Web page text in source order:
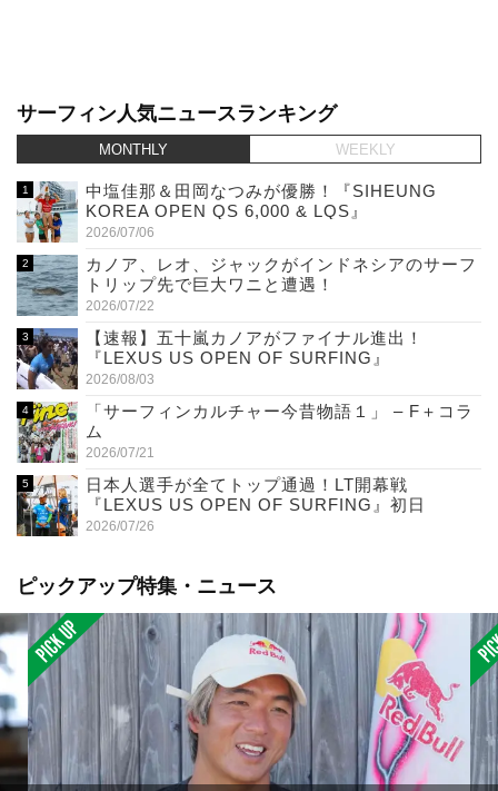
サーフィン人気ニュースランキング
MONTHLY WEEKLY
中塩佳那＆田岡なつみが優勝！『SIHEUNG
KOREA OPEN QS 6,000 & LQS』
2026/07/06
カノア、レオ、ジャックがインドネシアのサーフ
トリップ先で巨大ワニと遭遇！
2026/07/22
【速報】五十嵐カノアがファイナル進出！
『LEXUS US OPEN OF SURFING』
2026/08/03
「サーフィンカルチャー今昔物語１」 – F＋コラ
ム
2026/07/21
日本人選手が全てトップ通過！LT開幕戦
『LEXUS US OPEN OF SURFING』初日
2026/07/26
ピックアップ特集・ニュース